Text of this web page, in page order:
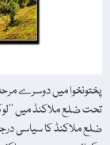
پختونخوا میں دوسرے
ضلع ملاکنڈ کا سیاسی